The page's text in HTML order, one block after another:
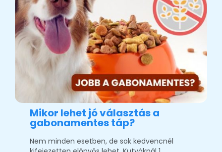
Mikor lehet jó választás a
gabonamentes táp?
Nem minden esetben, de sok kedvencnél